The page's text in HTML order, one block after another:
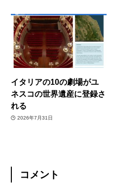
イタリアの10の劇場がユ
ネスコの世界遺産に登録さ
れる
2026年7月31日
コメント